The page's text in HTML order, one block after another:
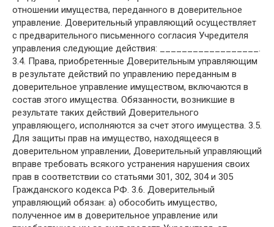
отношении имущества, переданного в доверительное
управление. Доверительный управляющий осуществляет
с предварительного письменного согласия Учредителя
управления следующие действия: __________________.
3.4. Права, приобретенные Доверительным управляющим
в результате действий по управлению переданным в
доверительное управление имуществом, включаются в
состав этого имущества. Обязанности, возникшие в
результате таких действий Доверительного
управляющего, исполняются за счет этого имущества. 3.5.
Для защиты прав на имущество, находящееся в
доверительном управлении, Доверительный управляющий
вправе требовать всякого устранения нарушения своих
прав в соответствии со статьями 301, 302, 304 и 305
Гражданского кодекса РФ. 3.6. Доверительный
управляющий обязан: а) обособить имущество,
полученное им в доверительное управление или